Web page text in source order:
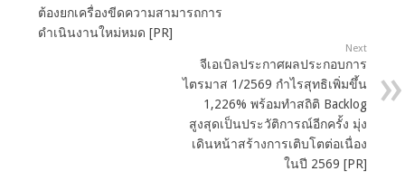
ต้องยกเครื่องขีดความสามารถการ
ดำเนินงานใหม่หมด [PR]
Next
จีเอเบิลประกาศผลประกอบการ
ไตรมาส 1/2569 กำไรสุทธิเพิ่มขึ้น
1,226% พร้อมทำสถิติ Backlog
สูงสุดเป็นประวัติการณ์อีกครั้ง มุ่ง
เดินหน้าสร้างการเติบโตต่อเนื่อง
ในปี 2569 [PR]